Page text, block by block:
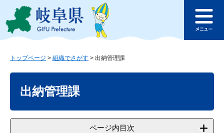
ジ
ュ
このページの本文へ
ュ
トップページ > 組織でさがす > 出納管理課
出納管理課
ページ内目次